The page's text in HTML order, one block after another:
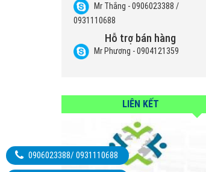
Mr Thắng - 0906023388 /
0931110688
Hỗ trợ bán hàng
Mr Phương - 0904121359
LIÊN KẾT
0906023388/ 0931110688